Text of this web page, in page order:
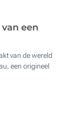
een
van de wereld
een origineel